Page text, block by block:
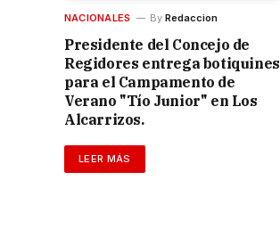
NACIONALES By Redaccion
Presidente del Concejo de
Regidores entrega botiquines
para el Campamento de
Verano "Tío Junior" en Los
Alcarrizos.
LEER MÁS